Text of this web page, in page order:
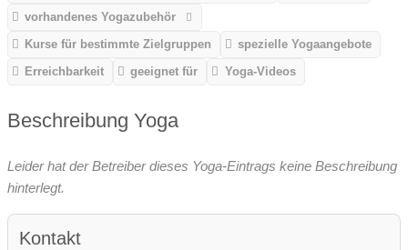
vorhandenes Yogazubehör
Kurse für bestimmte Zielgruppen
spezielle Yogaangebote
Erreichbarkeit
geeignet für Yoga-Videos
Beschreibung Yoga
Leider hat der Betreiber dieses Yoga-Eintrags keine Beschreibung
hinterlegt.
Kontakt